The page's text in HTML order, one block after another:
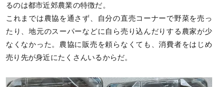
るのは都市近郊農業の特徴だ。
これまでは農協を通さず、自分の直売コーナーで野菜を売っ
たり、地元のスーパーなどに自ら売り込んだりする農家が少
なくなかった。農協に販売を頼らなくても、消費者をはじめ
売り先が身近にたくさんいるからだ。